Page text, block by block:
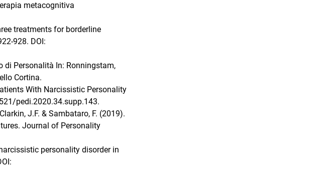
metacognitiva
treatments for borderline
928. DOI:
di Personalità In: Ronningstam,
Cortina.
With Narcissistic Personality
pedi.2020.34.supp.143.
J.F. & Sambataro, F. (2019).
Journal of Personality
personality disorder in